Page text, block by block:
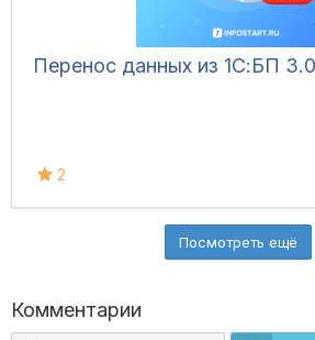
Перенос данных из 1С:БП
2
Посмотреть ещё
Комментарии